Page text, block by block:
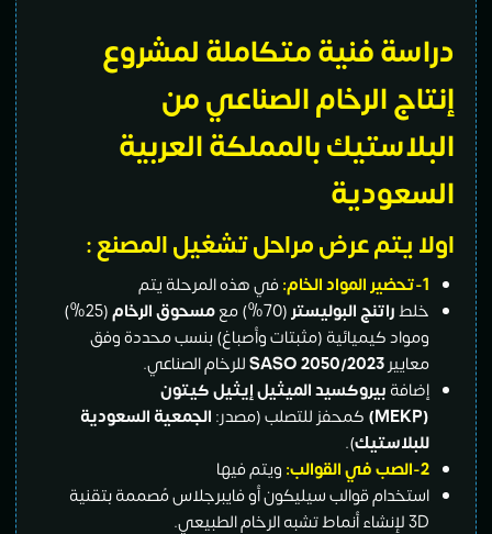
فنية متكاملةلمشروع
الرخام الصناعي من
بالمملكة العربية
يتم عرض مراحل تشغيل المصنع :
تحضير المواد الخام:في هذه المرحلة يتم
راتنج البوليستر(70%) مع مسحوق الرخام
(25%)
كيميائية (مثبتات وأصباغ) بنسب محددة وفق
SASO 2050/2023للرخام الصناعي.
بيروكسيد الميثيل إيثيل كيتون
كمحفز للتصلب (مصدر:الجمعية السعودية
).
الصب فيالقوالب:ويتم فيها
قوالب سيليكون أو فايبرجلاس مُصممة بتقنية